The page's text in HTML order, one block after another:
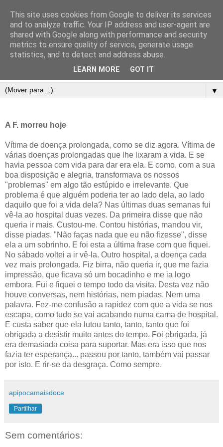
▼
A F. morreu hoje
Vítima de doença prolongada, como se diz agora. Vítima de
várias doenças prolongadas que lhe lixaram a vida. E se
havia pessoa com vida para dar era ela. E como, com a sua
boa disposição e alegria, transformava os nossos
"problemas" em algo tão estúpido e irrelevante. Que
problema é que alguém poderia ter ao lado dela, ao lado
daquilo que foi a vida dela? Nas últimas duas semanas fui
vê-la ao hospital duas vezes. Da primeira disse que não
queria ir mais. Custou-me. Contou histórias, mandou vir,
disse piadas. "Não faças nada que eu não fizesse", disse
ela a um sobrinho. E foi esta a última frase com que fiquei.
No sábado voltei a ir vê-la. Outro hospital, a doença cada
vez mais prolongada. Fiz birra, não queria ir, que me fazia
impressão, que ficava só um bocadinho e me ia logo
embora. Fui e fiquei o tempo todo da visita. Desta vez não
houve conversas, nem histórias, nem piadas. Nem uma
palavra. Fez-me confusão a rapidez com que a vida se nos
escapa, como tudo se vai acabando numa cama de hospital.
E custa saber que ela lutou tanto, tanto, tanto que foi
obrigada a desistir muito antes do tempo. Foi obrigada, já
era demasiada coisa para suportar. Mas era isso que nos
fazia ter esperança... passou por tanto, também vai passar
por isto. E rir-se da desgraça. Como sempre.
apipocamaisdoce
Partilhar
Sem comentários:
This site uses cookies from Google to deliver its services
and to analyze traffic. Your IP address and user-agent are
shared with Google along with performance and security
metrics to ensure quality of service, generate usage
statistics, and to detect and address abuse.
LEARN MORE GOT IT